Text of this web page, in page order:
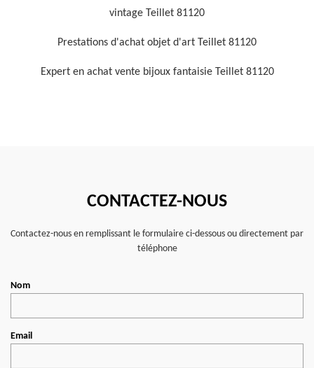
vintage Teillet 81120
Prestations d'achat objet d'art Teillet 81120
Expert en achat vente bijoux fantaisie Teillet 81120
CONTACTEZ-NOUS
Contactez-nous en remplissant le formulaire ci-dessous ou directement par
téléphone
Nom
Email